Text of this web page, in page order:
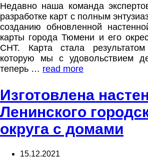
Недавно наша команда
разработке карт с полным
созданию обновленной
карты города Тюмени и его
СНТ. Карта стала
которую мы с удовольствием
теперь … read more
Изготовлена
Ленинского
округа с домами
15.12.2021